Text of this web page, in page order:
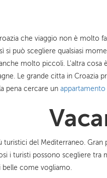
che viaggio non è molto
si può scegliere qualsiasi
molto piccoli. L'altra
Le grande citta in
pena cercare un appartamento
turistici del Mediterraneo.
i turisti possono scegliere
belle come vogliamo.